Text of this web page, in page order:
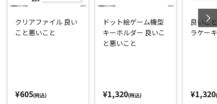
クリアファイル 良い
こと悪いこと
¥605(税込)
ドット絵ゲーム機型
キーホルダー 良いこ
と悪いこと
¥1,320(税込)
良いこ
ラケー
¥1,320